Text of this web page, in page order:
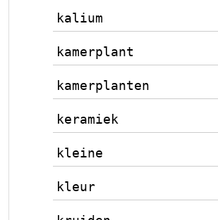
kalium
kamerplant
kamerplanten
keramiek
kleine
kleur